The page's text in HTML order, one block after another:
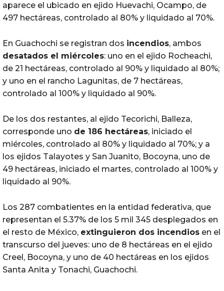
aparece el ubicado en ejido Huevachi, Ocampo, de
497 hectáreas, controlado al 80% y liquidado al 70%.
En Guachochi se registran dos incendios, ambos
desatados el miércoles: uno en el ejido Rocheachi,
de 21 hectáreas, controlado al 90% y liquidado al 80%;
y uno en el rancho Lagunitas, de 7 hectáreas,
controlado al 100% y liquidado al 90%.
De los dos restantes, al ejido Tecorichi, Balleza,
corresponde uno de 186 hectáreas, iniciado el
miércoles, controlado al 80% y liquidado al 70%; y a
los ejidos Talayotes y San Juanito, Bocoyna, uno de
49 hectáreas, iniciado el martes, controlado al 100% y
liquidado al 90%.
Los 287 combatientes en la entidad federativa, que
representan el 5.37% de los 5 mil 345 desplegados en
el resto de México, extinguieron dos incendios en el
transcurso del jueves: uno de 8 hectáreas en el ejido
Creel, Bocoyna, y uno de 40 hectáreas en los ejidos
Santa Anita y Tonachi, Guachochi.